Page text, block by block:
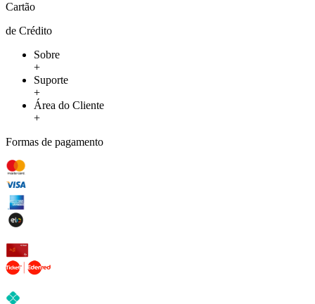
Cartão
de Crédito
Sobre
+
Suporte
+
Área do Cliente
+
Formas de pagamento